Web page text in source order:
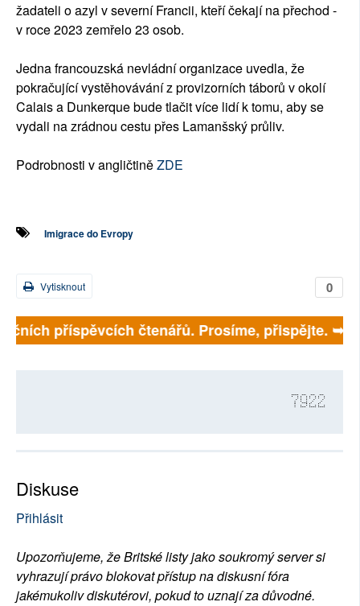
žadateli o azyl v severní Francii, kteří čekají na přechod -
v roce 2023 zemřelo 23 osob.
Jedna francouzská nevládní organizace uvedla, že
pokračující vystěhovávání z provizorních táborů v okolí
Calais a Dunkerque bude tlačit více lidí k tomu, aby se
vydali na zrádnou cestu přes Lamanšský průliv.
Podrobnosti v angličtiněZDE
Imigrace do Evropy
0
Vytisknout
příspěvcích čtenářů. Prosíme, přispějte. ➥
7922
Diskuse
Přihlásit
Upozorňujeme, že Britské listy jako soukromý server si
vyhrazují právo blokovat přístup na diskusní fóra
jakémukoliv diskutérovi, pokud to uznají za důvodné.